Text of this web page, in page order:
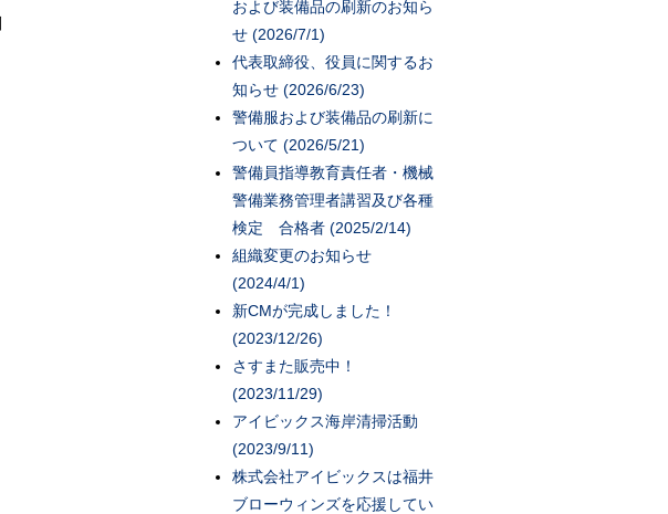
および装備品の刷新のお知ら
せ (2026/7/1)
代表取締役、役員に関するお
知らせ (2026/6/23)
警備服および装備品の刷新に
ついて (2026/5/21)
警備員指導教育責任者・機械
警備業務管理者講習及び各種
検定 合格者 (2025/2/14)
組織変更のお知らせ
(2024/4/1)
新CMが完成しました！
(2023/12/26)
さすまた販売中！
(2023/11/29)
アイビックス海岸清掃活動
(2023/9/11)
株式会社アイビックスは福井
ブローウィンズを応援してい